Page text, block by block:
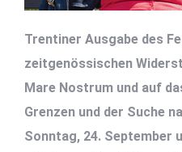
Trentiner Ausgabe des
zeitgenössischen
Mare Nostrum und auf
Grenzen und der Suche
Sonntag, 24. September